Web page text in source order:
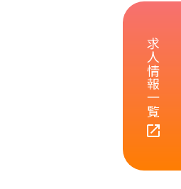
求人情報一覧
open_in_new